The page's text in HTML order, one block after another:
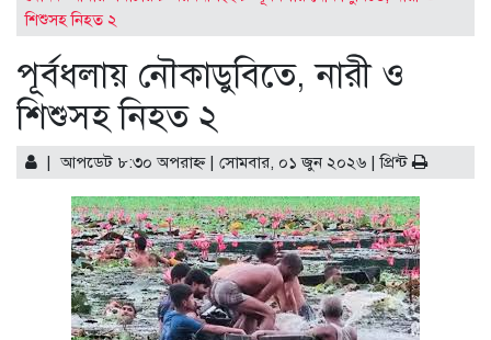
মৎস্য সপ্তাহ উদ্বোধন
‘মাছে-ভাতে বাঙালি’: বিশ্বে
বাংলাদেশের নতুন জয়গান
এক নির্মাণাধীন ভবনেই আটকে
আছে নোবিপ্রবির উন্নয়ন
ফেনীতে অপ্রাপ্তবয়স্ক মেয়ের
বিয়ের আয়োজন, বাবাকে
জরিমানা
শাড়ি পরে এলে ফুলমার্ক পাবে’,
খুবির সেই শিক্ষকের আরেক
কাণ্ড
কিস্তি সুরক্ষা কার্ডধারী ৮
শিশুসহ নিহত ২
পূর্বধলায় নৌকাডুবিতে, নারী ও
শিশুসহ নিহত ২
| আপডেট ৮:৩০ অপরাহ্ণ | সোমবার, ০১ জুন ২০২৬ |প্রিন্ট